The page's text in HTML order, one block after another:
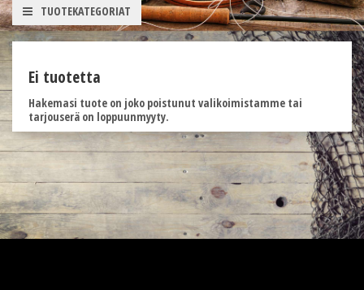
TUOTEKATEGORIAT
Ei tuotetta
Hakemasi tuote on joko poistunut valikoimistamme tai
tarjouserä on loppuunmyyty.